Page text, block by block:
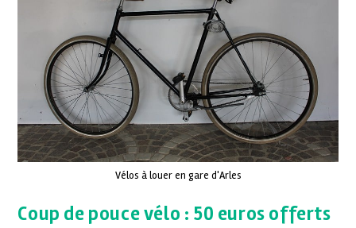
Vélos à louer en gare d'Arles
Coup de pouce vélo : 50 euros offerts